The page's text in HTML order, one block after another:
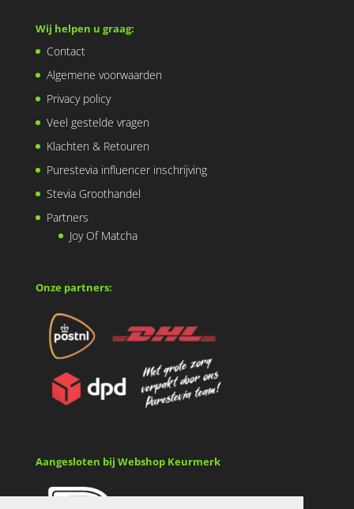
Wij helpen u graag:
Contact
Algemene voorwaarden
Privacy policy
Veel gestelde vragen
Klachten & Retouren
Purestevia influencer inschrijving
Stevia Groothandel
Partners
Joy Of Matcha
Onze partners:
Aangesloten bij Webshop Keurmerk